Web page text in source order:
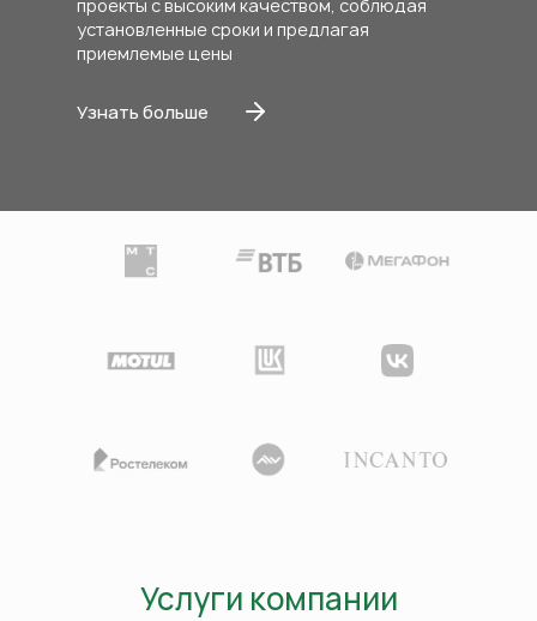
проекты с высоким качеством, соблюдая
установленные сроки и предлагая
приемлемые цены
Узнать больше
Услуги компании
озеленение
Заказные кашпо
Панно из мха
Уличное озеленение/террасы
Ландшафтный дизайн
Аудит и консалтинг